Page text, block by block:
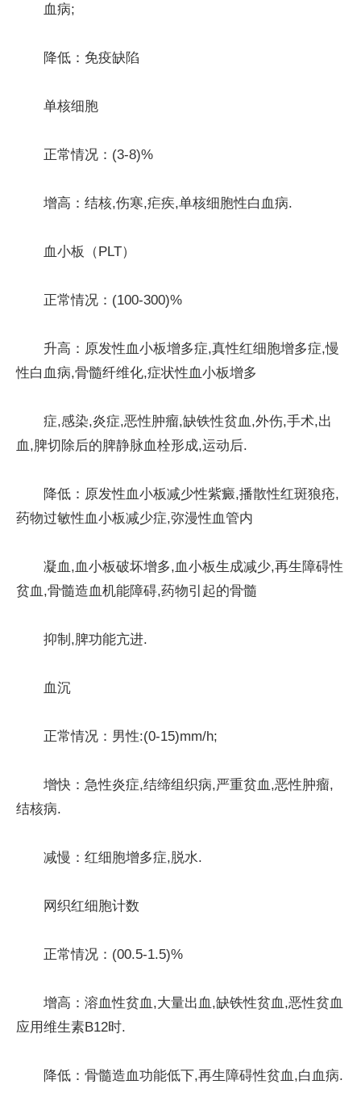
血病;
降低：免疫缺陷
单核细胞
正常情况：(3-8)%
增高：结核,伤寒,疟疾,单核细胞性白血病.
血小板（PLT）
正常情况：(100-300)%
升高：原发性血小板增多症,真性红细胞增多症,慢
性白血病,骨髓纤维化,症状性血小板增多
症,感染,炎症,恶性肿瘤,缺铁性贫血,外伤,手术,出
血,脾切除后的脾静脉血栓形成,运动后.
降低：原发性血小板减少性紫癜,播散性红斑狼疮,
药物过敏性血小板减少症,弥漫性血管内
凝血,血小板破坏增多,血小板生成减少,再生障碍性
贫血,骨髓造血机能障碍,药物引起的骨髓
抑制,脾功能亢进.
血沉
正常情况：男性:(0-15)mm/h;
增快：急性炎症,结缔组织病,严重贫血,恶性肿瘤,
结核病.
减慢：红细胞增多症,脱水.
网织红细胞计数
正常情况：(00.5-1.5)%
增高：溶血性贫血,大量出血,缺铁性贫血,恶性贫血
应用维生素B12时.
降低：骨髓造血功能低下,再生障碍性贫血,白血病.